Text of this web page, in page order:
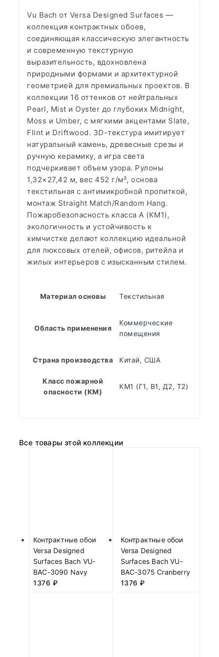
Vu Bach от Versa Designed Surfaces —
коллекция контрактных обоев,
соединяющая классическую элегантность
и современную текстурную
выразительность, вдохновлена
природными формами и архитектурной
геометрией для премиальных проектов. В
коллекции 16 оттенков от нейтральных
Pearl, Mist и Oyster до глубоких Midnight,
Moss и Umber, с мягкими акцентами Slate,
Flint и Driftwood. 3D-текстура имитирует
натуральный камень, древесные срезы и
ручную керамику, а игра света
подчеркивает объем узора. Рулоны
1,32×27,42 м, вес 452 г/м², основа
текстильная с антимикробной пропиткой,
монтаж Straight Match/Random Hang.
Пожаробезопасность класса А (КМ1),
экологичность и устойчивость к
химчистке делают коллекцию идеальной
для люксовых отелей, офисов, ритейла и
жилых интерьеров с изысканным стилем.
Материал основы Текстильная
Область применения
Коммерческие
помещения
Страна производства Китай, США
Класс пожарной
опасности (КМ)
КМ1 (Г1, В1, Д2, Т2)
Все товары этой коллекции
Контрактные обои
Versa Designed
Surfaces Bach VU-
BAC-3090 Navy
1376 ₽
Контрактные обои
Versa Designed
Surfaces Bach VU-
BAC-3075 Cranberry
1376 ₽